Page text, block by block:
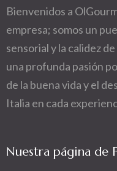
Bienvenidos a
empresa; somos un
sensorial y la calidez
una profunda pasión
de la buena vida y el
Italia en cada
Nuestra página de